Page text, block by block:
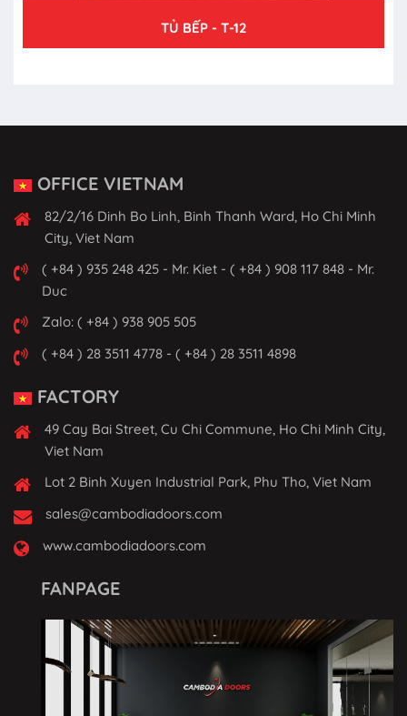
TỦ BẾP - T-12
OFFICE VIETNAM
82/2/16 Dinh Bo Linh, Binh Thanh Ward, Ho Chi Minh
City, Viet Nam
( +84 ) 935 248 425 - Mr. Kiet - ( +84 ) 908 117 848 - Mr.
Duc
Zalo: ( +84 ) 938 905 505
( +84 ) 28 3511 4778 - ( +84 ) 28 3511 4898
FACTORY
49 Cay Bai Street, Cu Chi Commune, Ho Chi Minh City,
Viet Nam
Lot 2 Binh Xuyen Industrial Park, Phu Tho, Viet Nam
sales@cambodiadoors.com
www.cambodiadoors.com
FANPAGE